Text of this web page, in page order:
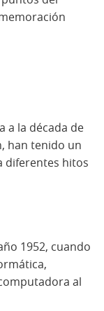
a la década de
han tenido un
diferentes hitos
1952, cuando
al